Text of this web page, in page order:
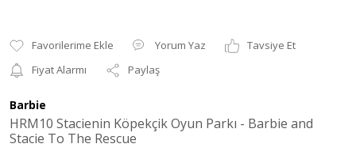
Yorum Yaz
Tavsiye Et
Fiyat Alarmı
Paylaş
Barbie
HRM10 Stacienin Köpekçik Oyun Parkı - Barbie and
Stacie To The Rescue